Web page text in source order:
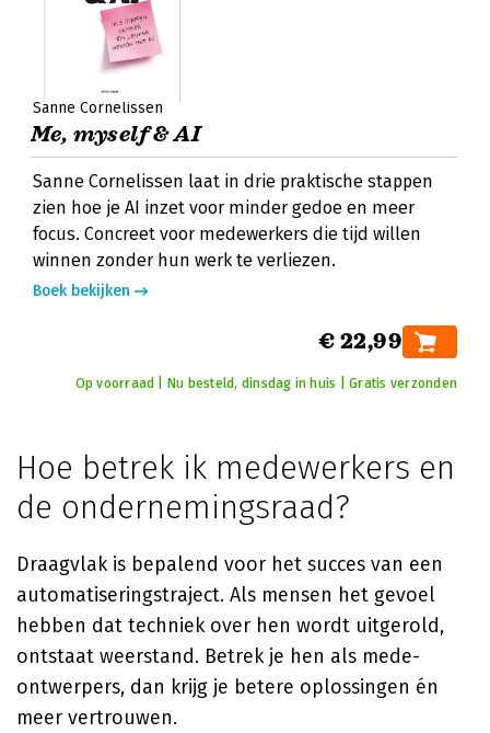
Sanne Cornelissen
Me, myself & AI
Sanne Cornelissen laat in drie praktische stappen
zien hoe je AI inzet voor minder gedoe en meer
focus. Concreet voor medewerkers die tijd willen
winnen zonder hun werk te verliezen.
Boek bekijken
€ 22,99
Op voorraad | Nu besteld, dinsdag in huis | Gratis verzonden
Hoe betrek ik medewerkers en
de ondernemingsraad?
Draagvlak is bepalend voor het succes van een
automatiseringstraject. Als mensen het gevoel
hebben dat techniek over hen wordt uitgerold,
ontstaat weerstand. Betrek je hen als mede-
ontwerpers, dan krijg je betere oplossingen én
meer vertrouwen.